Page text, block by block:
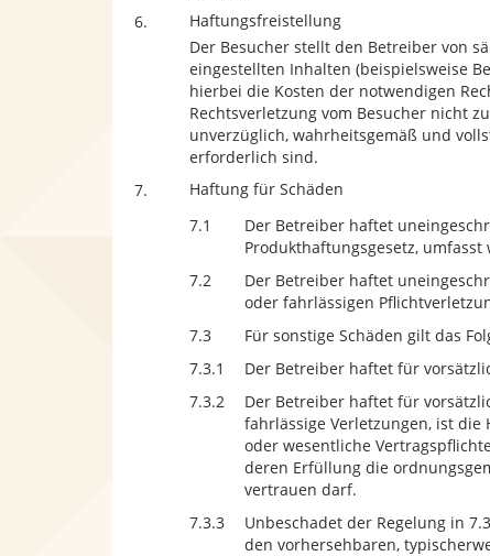
6.
Haftungsfreistellung
Der Besucher stellt den Betreiber von
eingestellten Inhalten (beispielsweise
hierbei die Kosten der notwendigen
Rechtsverletzung vom Besucher nicht
unverzüglich, wahrheitsgemäß und
erforderlich sind.
7.
Haftung für Schäden
7.1
Der Betreiber haftet
Produkthaftungsgesetz, umfasst
7.2
Der Betreiber haftet
oder fahrlässigen
7.3
Für sonstige Schäden gilt das
7.3.1
Der Betreiber haftet für
7.3.2
Der Betreiber haftet für
fahrlässige Verletzungen, ist
oder wesentliche
deren Erfüllung die
vertrauen darf.
7.3.3
Unbeschadet der Regelung in
den vorhersehbaren,